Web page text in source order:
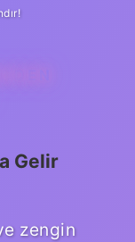
Gelir
zengin